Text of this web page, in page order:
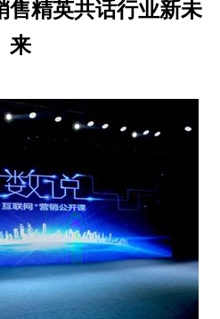
售精英共话行业新未
来